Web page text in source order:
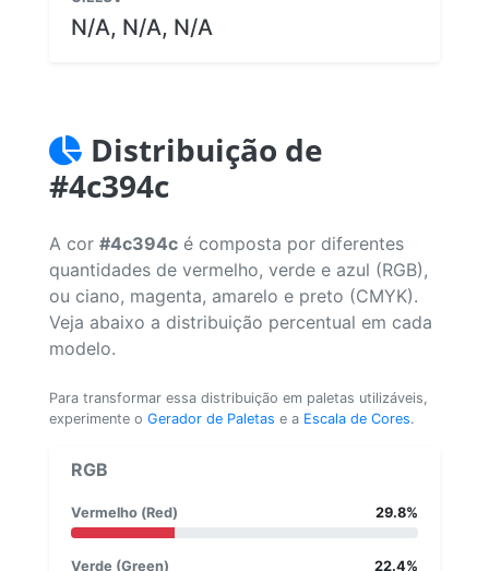
N/A, N/A, N/A
Distribuição de
#4c394c
A cor #4c394c é composta por diferentes
quantidades de vermelho, verde e azul (RGB),
ou ciano, magenta, amarelo e preto (CMYK).
Veja abaixo a distribuição percentual em cada
modelo.
Para transformar essa distribuição em paletas utilizáveis,
experimente o Gerador de Paletas e a Escala de Cores.
RGB
Vermelho (Red) 29.8%
Verde (Green) 22.4%